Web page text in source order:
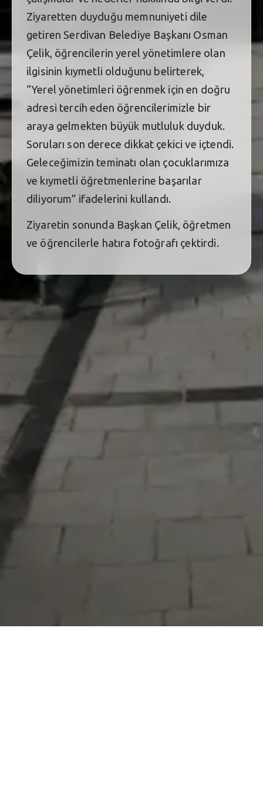
Ziyaretten duyduğu memnuniyeti dile
getiren Serdivan Belediye Başkanı Osman
Çelik, öğrencilerin yerel yönetimlere olan
ilgisinin kıymetli olduğunu belirterek,
“Yerel yönetimleri öğrenmek için en doğru
adresi tercih eden öğrencilerimizle bir
araya gelmekten büyük mutluluk duyduk.
Soruları son derece dikkat çekici ve içtendi.
Geleceğimizin teminatı olan çocuklarımıza
ve kıymetli öğretmenlerine başarılar
diliyorum” ifadelerini kullandı.
Ziyaretin sonunda Başkan Çelik, öğretmen
ve öğrencilerle hatıra fotoğrafı çektirdi.